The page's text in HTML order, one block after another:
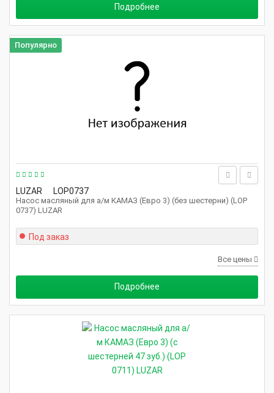
Подробнее
LUZAR LOP0737
Насос масляный для а/м КАМАЗ (Евро 3) (без шестерни) (LOP
0737) LUZAR
Популярно
Под заказ
Все цены
Подробнее